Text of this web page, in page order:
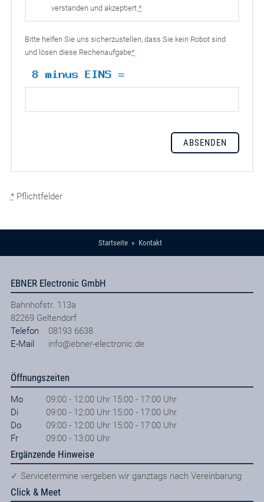
verstanden und akzeptiert *
Bitte helfen Sie uns sicherzustellen, dass Sie kein Robot sind
und lösen diese Rechenaufgabe*
*Pflichtfelder
Startseite Kontakt
EBNER Electronic GmbH
Bahnhofstr. 113a
82269 Geltendorf
Telefon
08193 6638
E-Mail
info@ebner-electronic.de
Öffnungszeiten
Mo
09:00 - 12:00 Uhr 15:00 - 17:00 Uhr
Di
09:00 - 12:00 Uhr 15:00 - 17:00 Uhr
Do
09:00 - 12:00 Uhr 15:00 - 17:00 Uhr
Fr
09:00 - 13:00 Uhr
Ergänzende Hinweise
✓ Servicetermine vergeben wir ganztags nach Vereinbarung
Click & Meet